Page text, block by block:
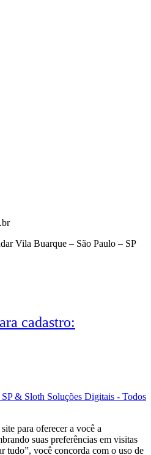
Vila Buarque – São Paulo – SP
cadastro:
& Sloth Soluções Digitais - Todos
para oferecer a você a
suas preferências em visitas
tudo”, você concorda com o uso de